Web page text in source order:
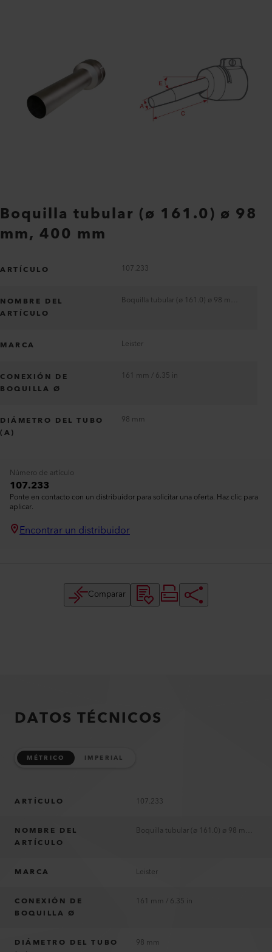
Boquilla tubular (ø 161.0) ø 98
mm, 400 mm
ARTÍCULO 107.233
NOMBRE DEL
ARTÍCULO
MARCA Leister
CONEXIÓN DE
BOQUILLA Ø
161 mm / 6.35 in
DIÁMETRO DEL TUBO
(A)
98 mm
Número de artículo
107.233
Ponte en contacto con un distribuidor para solicitar una oferta. Haz clic para
aplicar.
Encontrar un distribuidor
Comparar
DATOS TÉCNICOS
MÉTRICO IMPERIAL
ARTÍCULO 107.233
NOMBRE DEL
ARTÍCULO
MARCA Leister
CONEXIÓN DE
BOQUILLA Ø
161 mm / 6.35 in
DIÁMETRO DEL TUBO
98 mm